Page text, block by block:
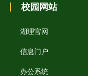
校园网站
湖理官网
信息门户
办公系统